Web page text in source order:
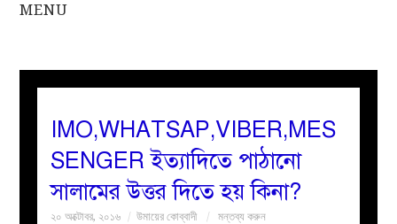
MENU
সকল
নারীদের
IMO,WHATSAP,VIBER,MES
SENGER ইত্যাদিতে পাঠানো
সালামের উত্তর দিতে হয় কিনা?
২০ অক্টোবর, ২০১৬ উমায়ের কোব্বাদী মন্তব্য করুন